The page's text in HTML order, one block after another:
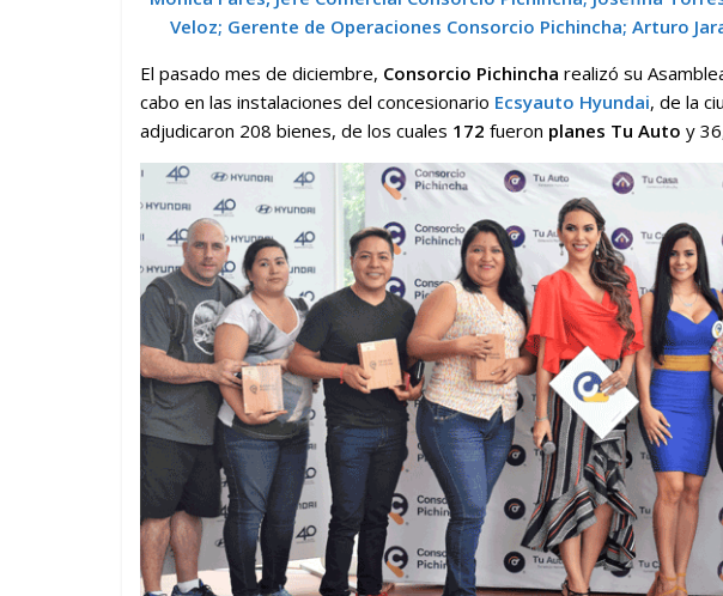
Veloz; Gerente de Operaciones Consorcio Pichincha; Arturo
El pasado mes de diciembre, Consorcio Pichincha realizó su
cabo en las instalaciones del concesionario Ecsyauto Hyundai, de la
adjudicaron 208 bienes, de los cuales 172 fueron planes Tu Auto y